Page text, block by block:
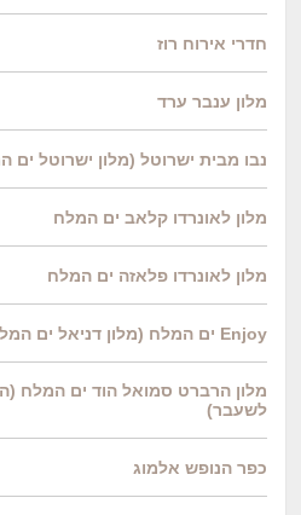
חדרי אירוח רוז
מלון ענבר ערד
נבו מבית ישרוטל (מלון ישרוטל
מלון לאונרדו קלאב ים המלח
מלון לאונרדו פלאזה ים המלח
Enjoy ים המלח (מלון דניאל ים המלח לשעבר)
מלון הרברט סמואל הוד ים המלח
לשעבר)
כפר הנופש אלמוג